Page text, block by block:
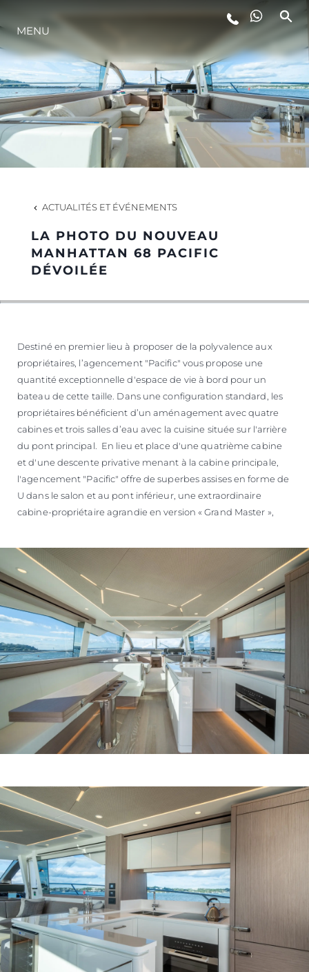
STYLE DE VIE
L'INNOVATION
LA SOCIÉTÉ
NOTRE ÉQUIPE
NOTRE HÉRITAGE
ESTIMEZ VOTRE BATEAU
MENU
ACTUALITÉS ET ÉVÉNEMENTS
LA PHOTO DU NOUVEAU
MANHATTAN 68 PACIFIC
DÉVOILÉE
Destiné en premier lieu à proposer de la polyvalence aux
propriétaires, l’agencement "Pacific" vous propose une
quantité exceptionnelle d'espace de vie à bord pour un
bateau de cette taille. Dans une configuration standard, les
propriétaires bénéficient d’un aménagement avec quatre
cabines et trois salles d’eau avec la cuisine située sur l'arrière
du pont principal. En lieu et place d'une quatrième cabine
et d'une descente privative menant à la cabine principale,
l'agencement "Pacific" offre de superbes assises en forme de
U dans le salon et au pont inférieur, une extraordinaire
cabine-propriétaire agrandie en version « Grand Master »,